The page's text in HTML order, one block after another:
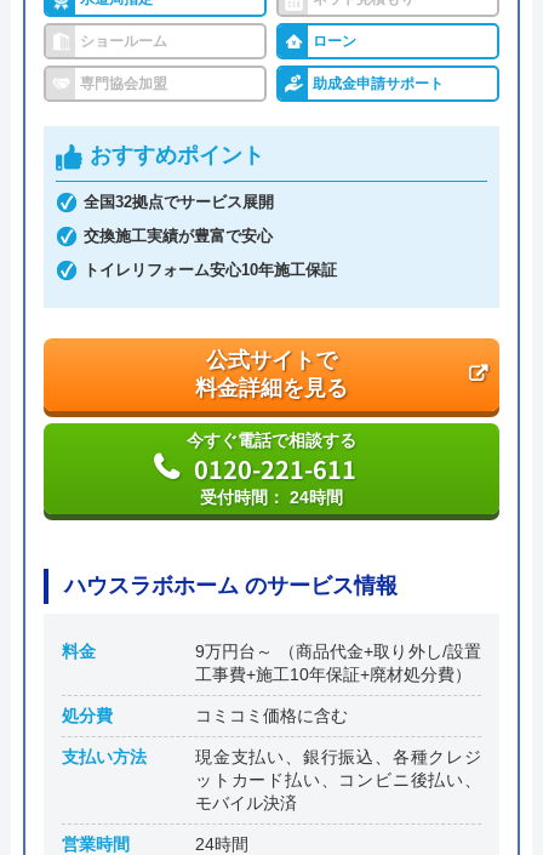
ショールーム ローン
専門協会加盟 助成金申請サポート
おすすめポイント
全国32拠点でサービス展開
交換施工実績が豊富で安心
トイレリフォーム安心10年施工保証
公式サイトで
料金詳細を見る
今すぐ電話で相談する
0120-221-611
受付時間： 24時間
ハウスラボホーム のサービス情報
料金
9万円台～ （商品代金+取り外し/設置
工事費+施工10年保証+廃材処分費）
処分費 コミコミ価格に含む
支払い方法
現金支払い、銀行振込、各種クレジ
ットカード払い、コンビニ後払い、
モバイル決済
営業時間 24時間